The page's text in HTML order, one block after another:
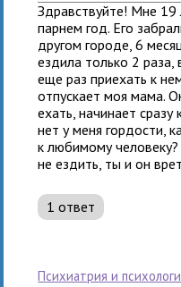
Здравствуйте! Мне 19
парнем год. Его
другом городе, 6
ездила только 2 раза,
еще раз приехать к
отпускает моя мама.
ехать, начинает сразу
нет у меня гордости,
к любимому
не ездить, ты и он
1 ответ
психиатрия и